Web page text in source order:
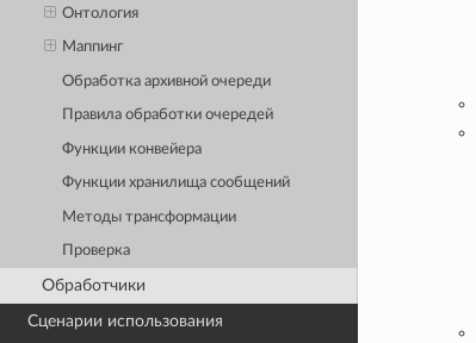
Онтология
Маппинг
Обработка архивной очереди
Правила обработки очередей
Функции конвейера
Функции хранилища сообщений
Методы трансформации
Проверка
Обработчики
Сценарии использования